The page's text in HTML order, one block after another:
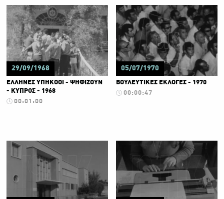
29/09/1968
ΕΛΛΗΝΕΣ ΥΠΗΚΟΟΙ - ΨΗΦΙΖΟΥΝ
- ΚΥΠΡΟΣ - 1968
00:01:00
05/07/1970
ΒΟΥΛΕΥΤΙΚΕΣ ΕΚΛΟΓΕΣ - 1970
00:00:47